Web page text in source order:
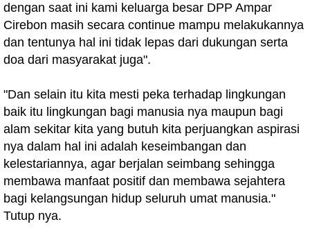
dengan saat ini kami keluarga besar DPP Ampar
Cirebon masih secara continue mampu melakukannya
dan tentunya hal ini tidak lepas dari dukungan serta
doa dari masyarakat juga".
"Dan selain itu kita mesti peka terhadap lingkungan
baik itu lingkungan bagi manusia nya maupun bagi
alam sekitar kita yang butuh kita perjuangkan aspirasi
nya dalam hal ini adalah keseimbangan dan
kelestariannya, agar berjalan seimbang sehingga
membawa manfaat positif dan membawa sejahtera
bagi kelangsungan hidup seluruh umat manusia."
Tutup nya.